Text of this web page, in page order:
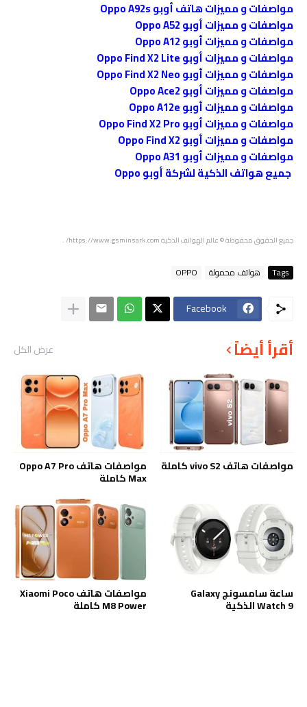
مواصفات و مميزات هاتف أوبو Oppo A92s
مواصفات و مميزات أوبو Oppo A52
مواصفات و مميزات أوبو Oppo A12
مواصفات و مميزات أوبو Oppo Find X2 Lite
مواصفات و مميزات أوبو Oppo Find X2 Neo
مواصفات و مميزات أوبو Oppo Ace2
مواصفات و مميزات أوبو Oppo A12e
مواصفات و مميزات أوبو Oppo Find X2 Pro
مواصفات و مميزات أوبو Oppo Find X2
مواصفات و مميزات أوبو Oppo A31
جميع هواتف الذكية لشركة أوبو Oppo
جميع الحقوق محفوظة© عالم الهواتف الذكيةhttps://www.gsminsark.com/
.
Tags هواتف محمولة OPPO
Facebook
أقرأ أيضاً عرض الكل
مواصفات هاتف vivo S2 كاملة مواصفات هاتف Oppo A7 Pro
Max كاملة
ساعة سامسونج Galaxy
Watch 9 الذكية
مواصفات هاتف Xiaomi Poco
M8 Power كاملة